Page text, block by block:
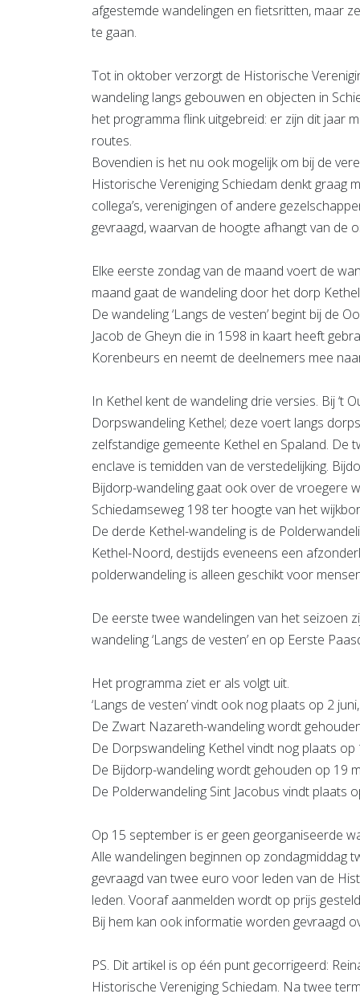
afgestemde wandelingen en fietsritten, maar
te gaan.
Tot in oktober verzorgt de Historische
wandeling langs gebouwen en objecten in
het programma flink uitgebreid: er zijn dit jaar
routes.
Bovendien is het nu ook mogelijk om bij de
Historische Vereniging Schiedam denkt graag
collega’s, verenigingen of andere
gevraagd, waarvan de hoogte afhangt van de
Elke eerste zondag van de maand voert de
maand gaat de wandeling door het dorp
De wandeling ‘Langs de vesten’ begint bij de
Jacob de Gheyn die in 1598 in kaart heeft
Korenbeurs en neemt de deelnemers mee
In Kethel kent de wandeling drie versies. Bij ‘t
Dorpswandeling Kethel; deze voert langs
zelfstandige gemeente Kethel en Spaland.
enclave is temidden van de verstedelijking.
Bijdorp-wandeling gaat ook over de vroegere
Schiedamseweg 198 ter hoogte van het
De derde Kethel-wandeling is de
Kethel-Noord, destijds eveneens een
polderwandeling is alleen geschikt voor
De eerste twee wandelingen van het seizoen
wandeling ‘Langs de vesten’ en op Eerste
Het programma ziet er als volgt uit.
‘Langs de vesten’ vindt ook nog plaats op 2
De Zwart Nazareth-wandeling wordt
De Dorpswandeling Kethel vindt nog plaats op
De Bijdorp-wandeling wordt gehouden op 19
De Polderwandeling Sint Jacobus vindt plaats
Op 15 september is er geen georganiseerde
Alle wandelingen beginnen op zondagmiddag
gevraagd van twee euro voor leden van de
leden. Vooraf aanmelden wordt op prijs
Bij hem kan ook informatie worden gevraagd
PS. Dit artikel is op één punt gecorrigeerd:
Historische Vereniging Schiedam. Na twee